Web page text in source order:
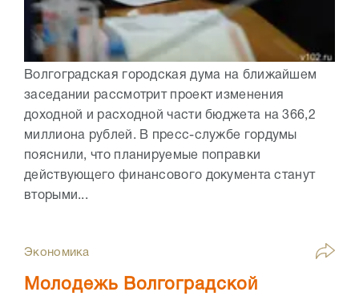
Волгоградская городская дума на ближайшем
заседании рассмотрит проект изменения
доходной и расходной части бюджета на 366,2
миллиона рублей. В пресс-службе гордумы
пояснили, что планируемые поправки
действующего финансового документа станут
вторыми...
Экономика
Молодежь Волгоградской